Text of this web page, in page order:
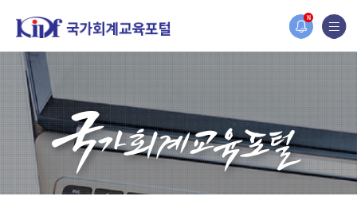
N
홈페이지가 새롭게 개편되었습니다.
한국조세재정연구원홈페이지가 새롭게 개설되었습니다.